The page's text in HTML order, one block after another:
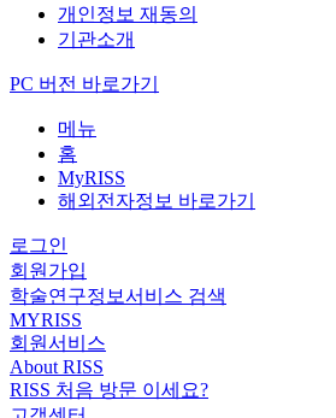
개인정보 재동의
기관소개
PC 버전 바로가기
메뉴
홈
MyRISS
해외전자정보 바로가기
로그인
회원가입
학술연구정보서비스 검색
MYRISS
회원서비스
About RISS
RISS 처음 방문 이세요?